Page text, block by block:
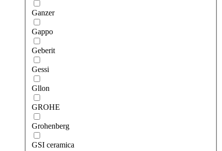
Ganzer
Gappo
Geberit
Gessi
Gllon
GROHE
Grohenberg
GSI ceramica